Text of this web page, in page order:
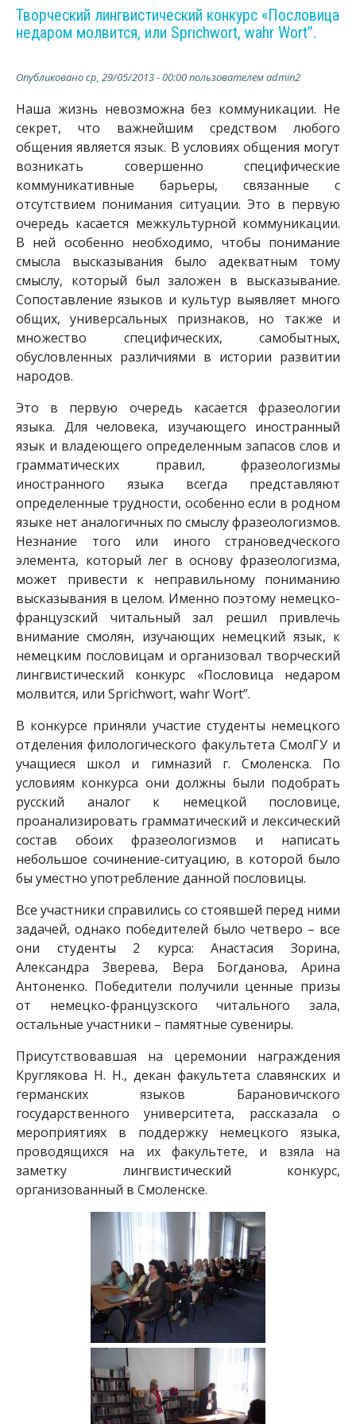
Творческий лингвистический конкурс «Пословица
недаром молвится, или Sprichwort, wahr Wort”.
Опубликованоср, 29/05/2013 - 00:00пользователемadmin2
Наша жизнь невозможна без коммуникации. Не
секрет, что важнейшим средством любого
общения является язык. В условиях общения могут
возникать совершенно специфические
коммуникативные барьеры, связанные с
отсутствием понимания ситуации. Это в первую
очередь касается межкультурной коммуникации.
В ней особенно необходимо, чтобы понимание
смысла высказывания было адекватным тому
смыслу, который был заложен в высказывание.
Сопоставление языков и культур выявляет много
общих, универсальных признаков, но также и
множество специфических, самобытных,
обусловленных различиями в истории развитии
народов.
Это в первую очередь касается фразеологии
языка. Для человека, изучающего иностранный
язык и владеющего определенным запасов слов и
грамматических правил, фразеологизмы
иностранного языка всегда представляют
определенные трудности, особенно если в родном
языке нет аналогичных по смыслу фразеологизмов.
Незнание того или иного страноведческого
элемента, который лег в основу фразеологизма,
может привести к неправильному пониманию
высказывания в целом. Именно поэтому немецко-
французский читальный зал решил привлечь
внимание смолян, изучающих немецкий язык, к
немецким пословицам и организовал творческий
лингвистический конкурс «Пословица недаром
молвится, или Sprichwort, wahr Wort”.
В конкурсе приняли участие студенты немецкого
отделения филологического факультета СмолГУ и
учащиеся школ и гимназий г. Смоленска. По
условиям конкурса они должны были подобрать
русский аналог к немецкой пословице,
проанализировать грамматический и лексический
состав обоих фразеологизмов и написать
небольшое сочинение-ситуацию, в которой было
бы уместно употребление данной пословицы.
Все участники справились со стоявшей перед ними
задачей, однако победителей было четверо – все
они студенты 2 курса: Анастасия Зорина,
Александра Зверева, Вера Богданова, Арина
Антоненко. Победители получили ценные призы
от немецко-французского читального зала,
остальные участники – памятные сувениры.
Присутствовавшая на церемонии награждения
Круглякова Н. Н., декан факультета славянских и
германских языков Барановичского
государственного университета, рассказала о
мероприятиях в поддержку немецкого языка,
проводящихся на их факультете, и взяла на
заметку лингвистический конкурс,
организованный в Смоленске.